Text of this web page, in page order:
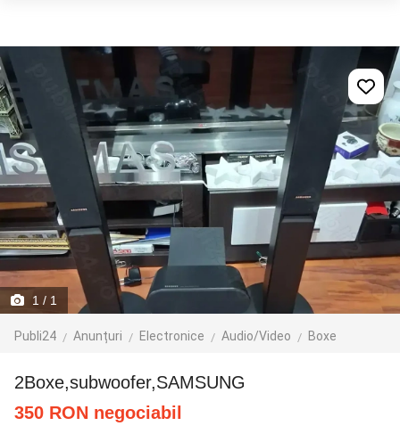
1 / 1
Publi24 Anunțuri Electronice Audio/Video Boxe
2Boxe,subwoofer,SAMSUNG
350 RON negociabil